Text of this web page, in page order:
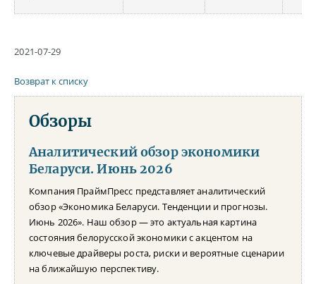
2021-07-29
Возврат к списку
Обзоры
Аналитический обзор экономики
Беларуси. Июнь 2026
Компания ПраймПресс представляет аналитический
обзор «Экономика Беларуси. Тенденции и прогнозы.
Июнь 2026». Наш обзор — это актуальная картина
состояния белорусской экономики с акцентом на
ключевые драйверы роста, риски и вероятные сценарии
на ближайшую перспективу.